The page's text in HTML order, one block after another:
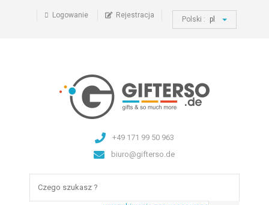
Logowanie Rejestracja Polski : pl
+49 171 99 50 963
biuro@gifterso.de